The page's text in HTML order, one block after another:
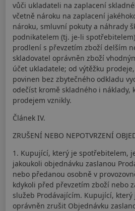
vůči ukladateli na zaplacení
včetně nároku na zaplacení
nároku, smluvní pokuty a náhrady
podnikatelem (tj. je-li
prodlení s převzetím zboží delším
skladovatel oprávněn zboží
účet ukladatele; od výtěžku
povinen bez zbytečného odkladu
odečíst kromě skladného i náklady,
prodejem vznikly.
Článek IV.
ZRUŠENÍ NEBO NEPOTVRZENÍ
1. Kupující, který je spotřebitelem,
jakoukoli objednávku zaslanou
nebo předanou osobně v
kdykoli před převzetím zboží nebo
služeb Prodávajícím. Kupující,
oprávněn zrušit Objednávku